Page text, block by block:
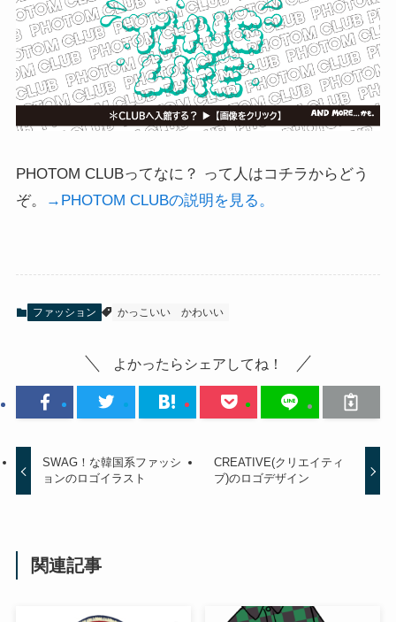
PHOTOM CLUBってなに？ って人はコチラからどう
ぞ。
→PHOTOM CLUBの説明を見る。
ファッション かっこいい かわいい
よかったらシェアしてね！
SWAG！な韓国系ファッシ
ョンのロゴイラスト
CREATIVE(クリエイティ
ブ)のロゴデザイン
関連記事